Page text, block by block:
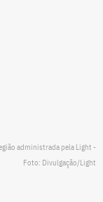
administrada pela Light -
Foto: Divulgação/Light